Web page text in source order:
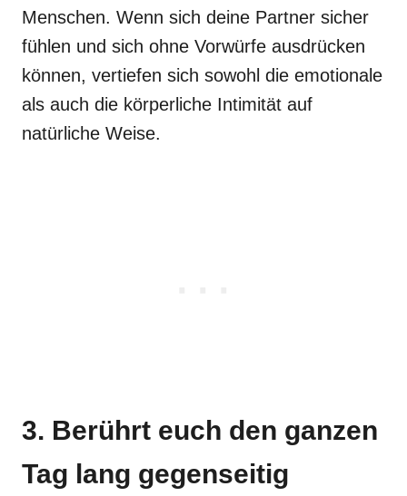
Menschen. Wenn sich deine Partner sicher
fühlen und sich ohne Vorwürfe ausdrücken
können, vertiefen sich sowohl die emotionale
als auch die körperliche Intimität auf
natürliche Weise.
3. Berührt euch den ganzen
Tag lang gegenseitig